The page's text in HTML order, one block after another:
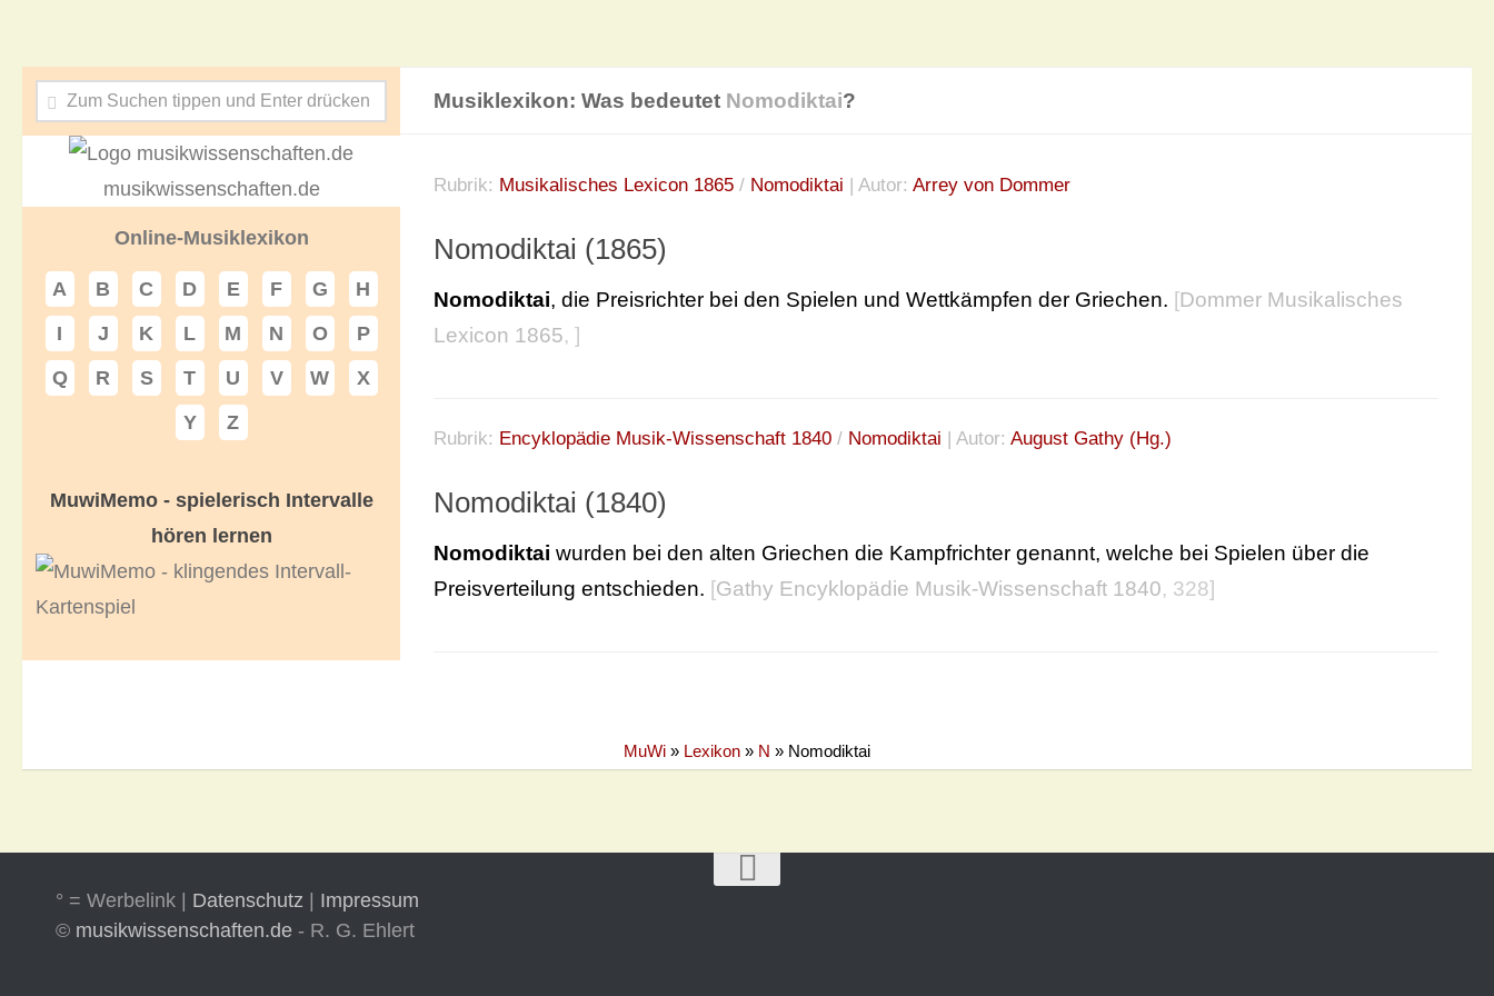
Musiklexikon: Was bedeutet Nomodiktai?
Rubrik: Musikalisches Lexicon 1865 / Nomodiktai | Autor: Arrey von Dommer
Nomodiktai (1865)
Nomodiktai, die Preisrichter bei den Spielen und Wettkämpfen der Griechen. [Dommer Musikalisches
Lexicon 1865, ]
Rubrik: Encyklopädie Musik-Wissenschaft 1840 / Nomodiktai | Autor: August Gathy (Hg.)
Nomodiktai (1840)
Nomodiktai wurden bei den alten Griechen die Kampfrichter genannt, welche bei Spielen über die
Preisverteilung entschieden. [Gathy Encyklopädie Musik-Wissenschaft 1840, 328]
musikwissenschaften.de
Online-Musiklexikon
A B C D E F G
H
I
J K L M N O
P
Q
R S T U V W
X
Y
Z
MuwiMemo - spielerisch Intervalle
hören lernen
MuWi » Lexikon » N » Nomodiktai
° = Werbelink | Datenschutz
Impressum
© musikwissenschaften.de - R. G. Ehlert